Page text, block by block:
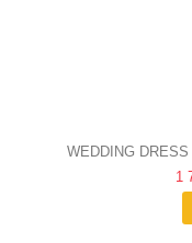
WEDDING
1